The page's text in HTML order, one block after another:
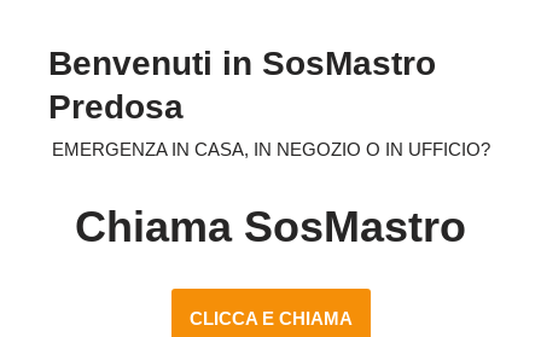
Benvenuti in SosMastro
Predosa
EMERGENZA IN CASA, IN NEGOZIO O IN UFFICIO?
Chiama SosMastro
CLICCA E CHIAMA